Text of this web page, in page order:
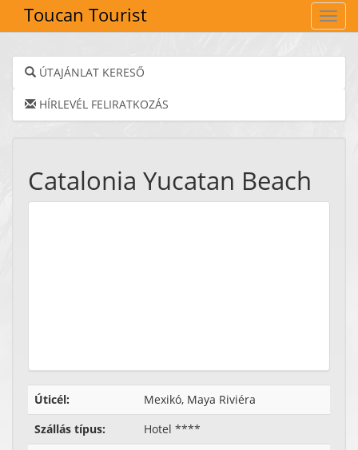
Toucan Tourist
ÚTAJÁNLAT KERESŐ
HÍRLEVÉL FELIRATKOZÁS
Catalonia Yucatan Beach
Úticél:
Mexikó, Maya Riviéra
Szállás típus:
Hotel ****